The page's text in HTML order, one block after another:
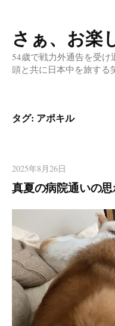
コ
ン
テ
へ
ッ
プ
さぁ、お楽
54歳で戦力外通告を受け
頭と共に日本中を旅する
タグ: アポキル
2025年8月26日
真夏の病院通いの